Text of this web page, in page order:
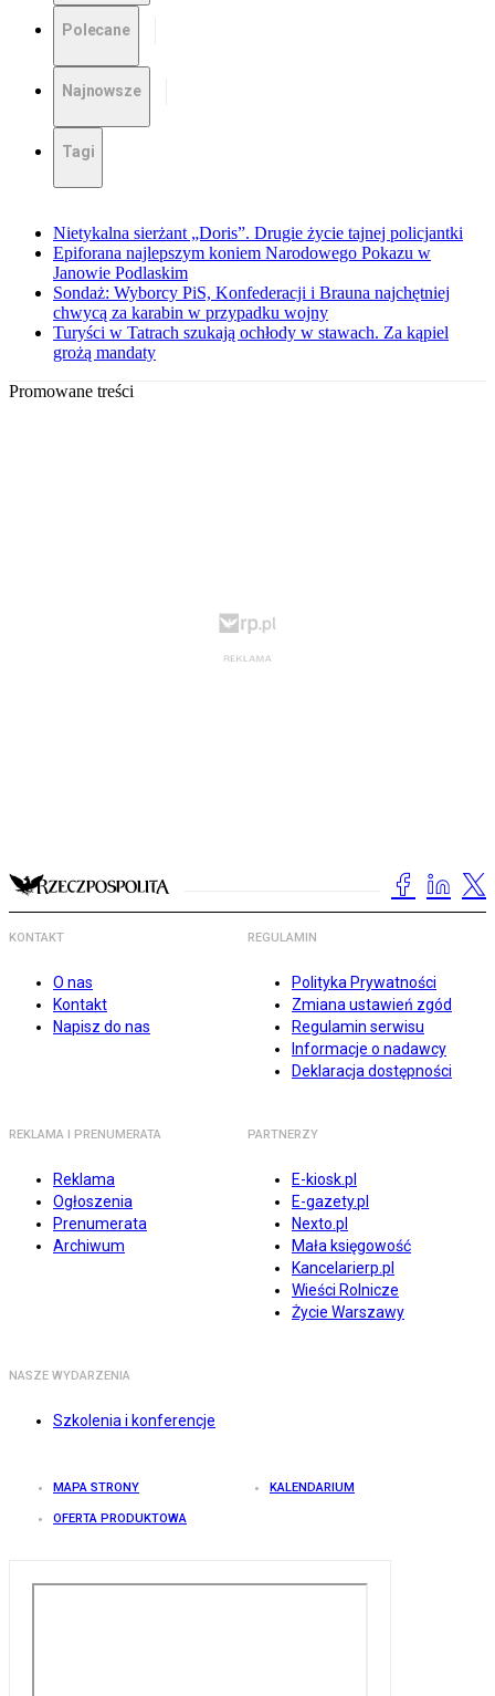
Polecane
Najnowsze
Tagi
Nietykalna sierżant „Doris”. Drugie życie tajnej policjantki
Epiforana najlepszym koniem Narodowego Pokazu w
Janowie Podlaskim
Sondaż: Wyborcy PiS, Konfederacji i Brauna najchętniej
chwycą za karabin w przypadku wojny
Turyści w Tatrach szukają ochłody w stawach. Za kąpiel
grożą mandaty
Promowane treści
KONTAKT
O nas
Kontakt
Napisz do nas
REGULAMIN
Polityka Prywatności
Zmiana ustawień zgód
Regulamin serwisu
Informacje o nadawcy
Deklaracja dostępności
REKLAMA I PRENUMERATA
Reklama
Ogłoszenia
Prenumerata
Archiwum
PARTNERZY
E-kiosk.pl
E-gazety.pl
Nexto.pl
Mała księgowość
Kancelarierp.pl
Wieści Rolnicze
Życie Warszawy
NASZE WYDARZENIA
Szkolenia i konferencje
MAPA STRONY KALENDARIUM
OFERTA PRODUKTOWA